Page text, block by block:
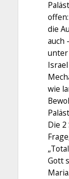
offen:
die
auch
unter
wie
Die
Gott